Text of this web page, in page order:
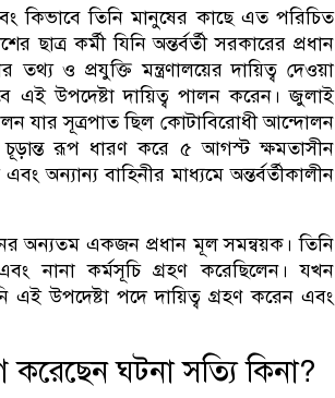
কিভাবে তিনি মানুষের কাছে এত পরিচিত
ছাত্র কর্মী যিনি অন্তর্বর্তী সরকারের প্রধান
ও প্রযুক্তি মন্ত্রণালয়ের দায়িত্ব দেওয়া
এই উপদেষ্টা দায়িত্ব পালন করেন। জুলাই
যার সূত্রপাত ছিল কোটাবিরোধী আন্দোলন
চূড়ান্ত রূপ ধারণ করে ৫ আগস্ট ক্ষমতাসীন
অন্যান্য বাহিনীর মাধ্যমে অন্তর্বর্তীকালীন
অন্যতম একজন প্রধান মূল সমন্বয়ক। তিনি
নানা কর্মসূচি গ্রহণ করেছিলেন। যখন
এই উপদেষ্টা পদে দায়িত্ব গ্রহণ করেন এবং
করেছেন ঘটনা সত্যি কিনা?